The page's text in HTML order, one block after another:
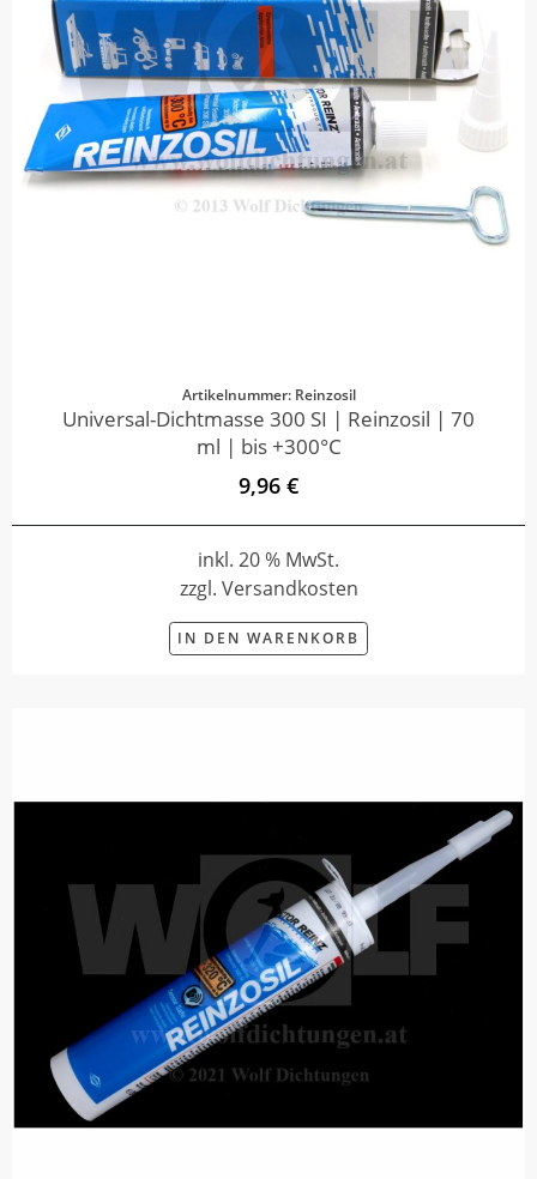
Artikelnummer: Reinzosil
Universal-Dichtmasse 300 SI | Reinzosil | 70
ml | bis +300°C
9,96 €
inkl. 20 % MwSt.
zzgl. Versandkosten
IN DEN WARENKORB